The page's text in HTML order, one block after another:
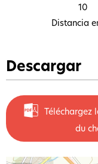
10
Distancia
Descargar
Téléchargez
du